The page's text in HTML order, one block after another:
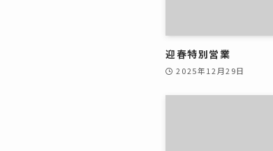
迎春特別営業
2025年12月29日